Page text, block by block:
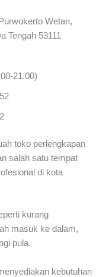
Wetan,
Tengah 53111
21.00)
toko perlengkapan
salah satu tempat
di kota
kurang
masuk ke dalam,
pula.
kebutuhan